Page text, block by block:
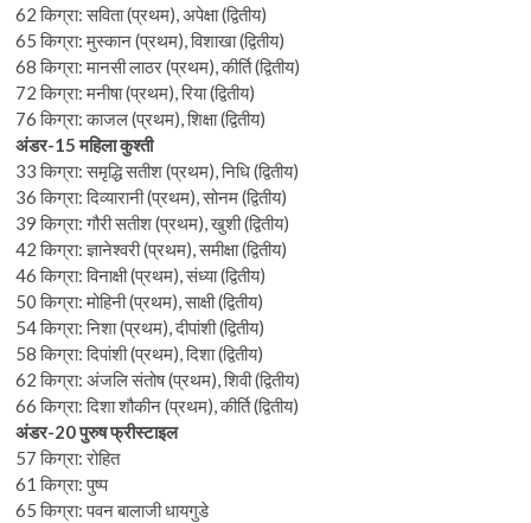
62 किग्रा: सविता (प्रथम), अपेक्षा (द्वितीय)
65 किग्रा: मुस्कान (प्रथम), विशाखा (द्वितीय)
68 किग्रा: मानसी लाठर (प्रथम), कीर्ति (द्वितीय)
72 किग्रा: मनीषा (प्रथम), रिया (द्वितीय)
76 किग्रा: काजल (प्रथम), शिक्षा (द्वितीय)
अंडर-15 महिला कुश्ती
33 किग्रा: समृद्धि सतीश (प्रथम), निधि (द्वितीय)
36 किग्रा: दिव्यारानी (प्रथम), सोनम (द्वितीय)
39 किग्रा: गौरी सतीश (प्रथम), खुशी (द्वितीय)
42 किग्रा: ज्ञानेश्वरी (प्रथम), समीक्षा (द्वितीय)
46 किग्रा: विनाक्षी (प्रथम), संध्या (द्वितीय)
50 किग्रा: मोहिनी (प्रथम), साक्षी (द्वितीय)
54 किग्रा: निशा (प्रथम), दीपांशी (द्वितीय)
58 किग्रा: दिपांशी (प्रथम), दिशा (द्वितीय)
62 किग्रा: अंजलि संतोष (प्रथम), शिवी (द्वितीय)
66 किग्रा: दिशा शौकीन (प्रथम), कीर्ति (द्वितीय)
अंडर-20 पुरुष फ्रीस्टाइल
57 किग्रा: रोहित
61 किग्रा: पुष्प
65 किग्रा: पवन बालाजी धायगुडे